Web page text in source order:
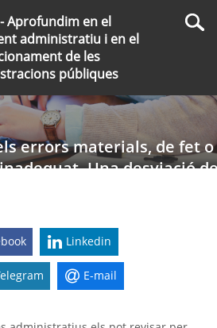
- Aprofundim en el
administratiu i en el
de les
públiques
errors materials, de fet o
Una desviació
jurisprudencials
Linkedin
E-mail